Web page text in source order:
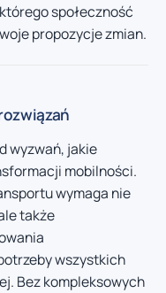
społeczność
propozycje zmian.
wyzwań, jakie
mobilności.
wymaga nie
także
wszystkich
Bez kompleksowych